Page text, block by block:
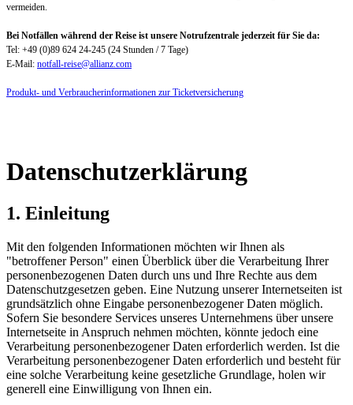
vermeiden.
Bei Notfällen während der Reise ist unsere Notrufzentrale jederzeit für Sie da:
Tel: +49 (0)89 624 24-245 (24 Stunden / 7 Tage)
E-Mail: notfall-reise@allianz.com
Produkt- und Verbraucherinformationen zur Ticketversicherung
Datenschutzerklärung
1. Einleitung
Mit den folgenden Informationen möchten wir Ihnen als
"betroffener Person" einen Überblick über die Verarbeitung Ihrer
personenbezogenen Daten durch uns und Ihre Rechte aus dem
Datenschutzgesetzen geben. Eine Nutzung unserer Internetseiten ist
grundsätzlich ohne Eingabe personenbezogener Daten möglich.
Sofern Sie besondere Services unseres Unternehmens über unsere
Internetseite in Anspruch nehmen möchten, könnte jedoch eine
Verarbeitung personenbezogener Daten erforderlich werden. Ist die
Verarbeitung personenbezogener Daten erforderlich und besteht für
eine solche Verarbeitung keine gesetzliche Grundlage, holen wir
generell eine Einwilligung von Ihnen ein.